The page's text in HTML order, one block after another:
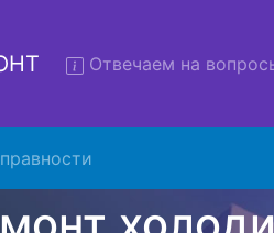
Отвечаем на
с вывозом -
курьерской службы, наш